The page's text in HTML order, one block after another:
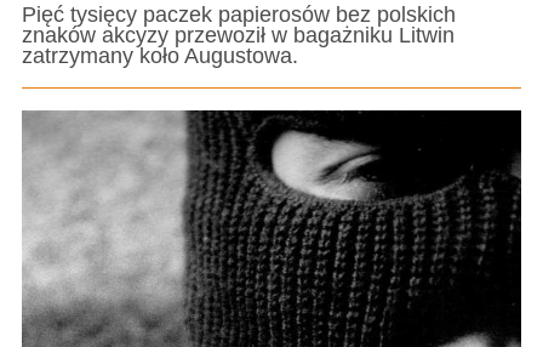
Pięć tysięcy paczek papierosów bez polskich
znaków akcyzy przewoził w bagażniku Litwin
zatrzymany koło Augustowa.